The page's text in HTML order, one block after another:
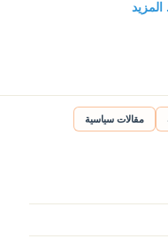
المزيد
مقالات سياسية